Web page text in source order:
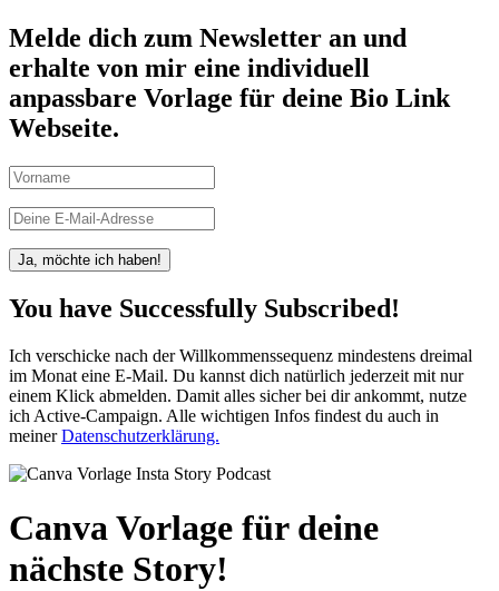
Melde dich zum Newsletter an und
erhalte von mir eine individuell
anpassbare Vorlage für deine Bio Link
Webseite.
Ja, möchte ich haben!
You have Successfully Subscribed!
Ich verschicke nach der Willkommenssequenz mindestens dreimal
im Monat eine E-Mail. Du kannst dich natürlich jederzeit mit nur
einem Klick abmelden. Damit alles sicher bei dir ankommt, nutze
ich Active-Campaign. Alle wichtigen Infos findest du auch in
meinerDatenschutzerklärung.
Canva Vorlage für deine
nächste Story!